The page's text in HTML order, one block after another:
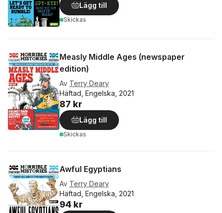
Lägg till
Skickas
Measly Middle Ages (newspaper
edition)
Av Terry Deary
Häftad, Engelska, 2021
87 kr
Lägg till
Skickas
Awful Egyptians
Av Terry Deary
Häftad, Engelska, 2021
94 kr